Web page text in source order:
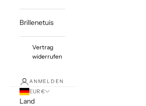
Brillenetuis
Vertrag
widerrufen
ANMELDEN
EUR €
Land